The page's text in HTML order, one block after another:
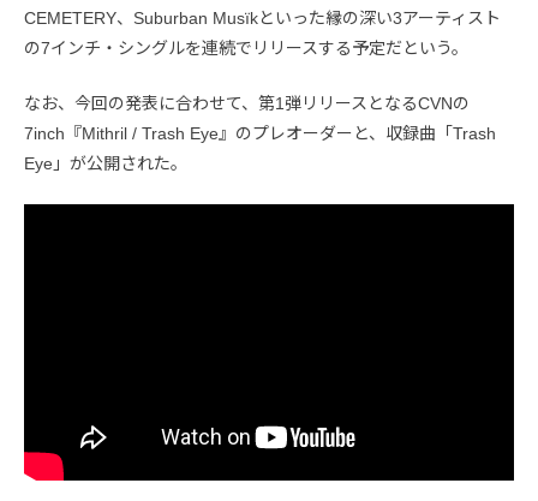
CEMETERY、Suburban Musïkといった縁の深い3アーティスト
の7インチ・シングルを連続でリリースする予定だという。
なお、今回の発表に合わせて、第1弾リリースとなるCVNの
7inch『Mithril / Trash Eye』のプレオーダーと、収録曲「Trash
Eye」が公開された。